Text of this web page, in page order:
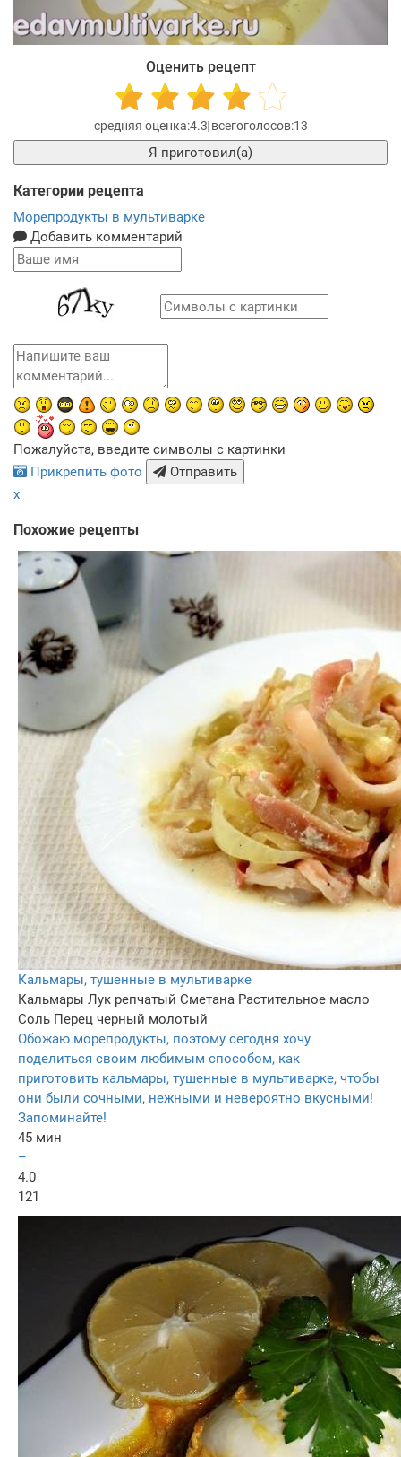
Оценить рецепт
4.3 13
Я приготовил(а)
Категории рецепта
Морепродукты в мультиварке
Добавить комментарий
Пожалуйста, введите символы с картинки
Прикрепить фото
Отправить
x
Похожие рецепты
Кальмары, тушенные в мультиварке
Кальмары Лук репчатый Сметана Растительное масло
Соль Перец черный молотый
Обожаю морепродукты, поэтому сегодня хочу
поделиться своим любимым способом, как
приготовить кальмары, тушенные в мультиварке, чтобы
они были сочными, нежными и невероятно вкусными!
Запоминайте!
45 мин
–
4.0
121